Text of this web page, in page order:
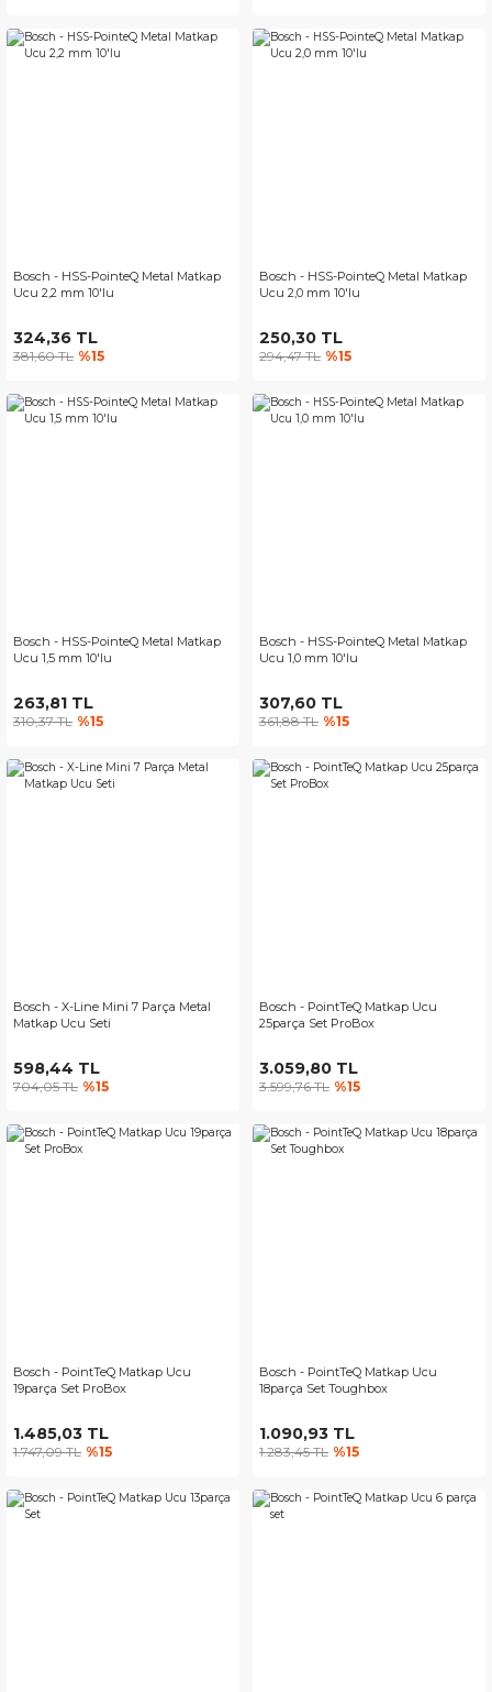
Bosch - HSS-PointeQ Metal Matkap
Ucu 2,2 mm 10'lu
324,36 TL
381,60 TL %15
Bosch - HSS-PointeQ Metal Matkap
Ucu 2,0 mm 10'lu
250,30 TL
294,47 TL %15
Bosch - HSS-PointeQ Metal Matkap
Ucu 1,5 mm 10'lu
263,81 TL
310,37 TL %15
Bosch - HSS-PointeQ Metal Matkap
Ucu 1,0 mm 10'lu
307,60 TL
361,88 TL %15
Bosch - X-Line Mini 7 Parça Metal
Matkap Ucu Seti
598,44 TL
704,05 TL %15
Bosch - PointTeQ Matkap Ucu
25parça Set ProBox
3.059,80 TL
3.599,76 TL %15
Bosch - PointTeQ Matkap Ucu
19parça Set ProBox
1.485,03 TL
1.747,09 TL %15
Bosch - PointTeQ Matkap Ucu
18parça Set Toughbox
1.090,93 TL
1.283,45 TL %15